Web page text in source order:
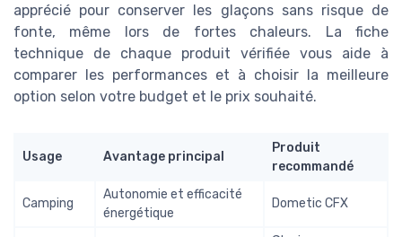
apprécié pour conserver les glaçons sans risque de
fonte, même lors de fortes chaleurs. La fiche
technique de chaque produit vérifiée vous aide à
comparer les performances et à choisir la meilleure
option selon votre budget et le prix souhaité.
Usage Avantage principal
Produit
recommandé
Camping
Autonomie et efficacité
énergétique
Dometic CFX